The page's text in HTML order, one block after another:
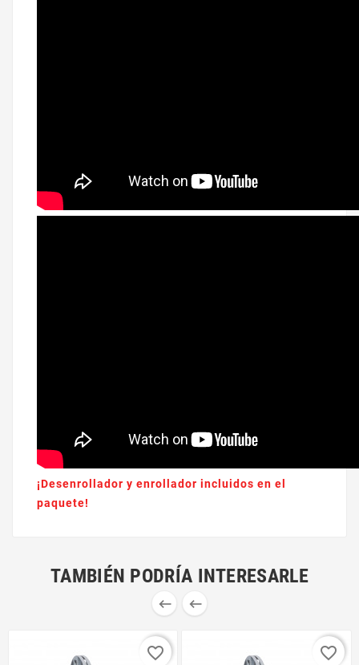
¡Desenrollador y enrollador incluidos en el
paquete!
TAMBIÉN PODRÍA INTERESARLE
 
favorite_border favorite_border